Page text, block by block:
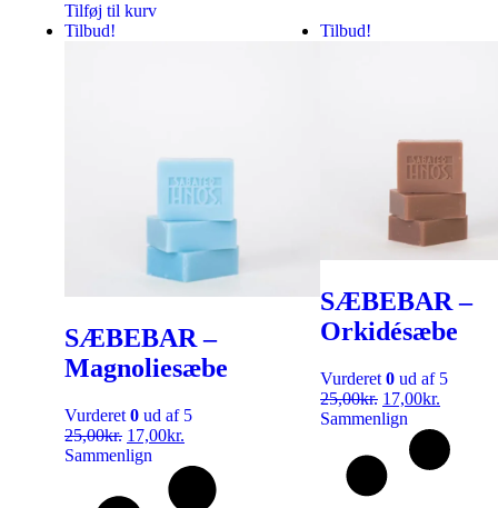
Tilføj til kurv
Tilbud!
SÆBEBAR –
Magnoliesæbe
Vurderet 0 ud af 5
25,00kr. 17,00kr.
Sammenlign
Tilbud!
SÆBEBAR –
Orkidésæbe
Vurderet 0 ud af 5
25,00kr. 17,00kr.
Sammenlign